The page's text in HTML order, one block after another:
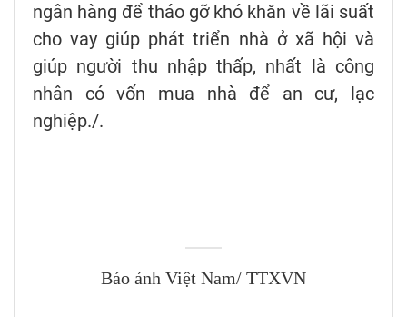
ngân hàng để tháo gỡ khó khăn về lãi suất
cho vay giúp phát triển nhà ở xã hội và
giúp người thu nhập thấp, nhất là công
nhân có vốn mua nhà để an cư, lạc
nghiệp./.
Báo ảnh Việt Nam/ TTXVN